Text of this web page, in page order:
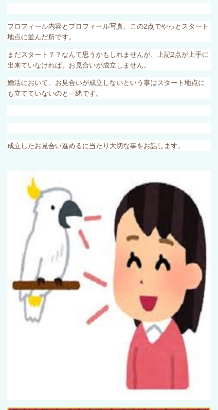
プロフィール内容とプロフィール写真、この2点でやっとスタート
地点に並んだ所です。
まだスタート？？なんて思うかもしれませんが、上記2点が上手に
出来ていなければ、お見合いが成立しません。
婚活において、お見合いが成立しないという事はスタート地点に
も立てていないのと一緒です。
成立したお見合い進めるに当たり大切な事をお話します。